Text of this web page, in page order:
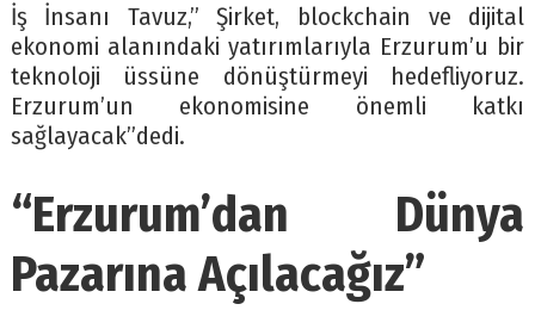
İş İnsanı Tavuz,” Şirket, blockchain ve dijital
ekonomi alanındaki yatırımlarıyla Erzurum’u bir
teknoloji üssüne dönüştürmeyi hedefliyoruz.
Erzurum’un ekonomisine önemli katkı
sağlayacak”dedi.
“Erzurum’dan Dünya
Pazarına Açılacağız”